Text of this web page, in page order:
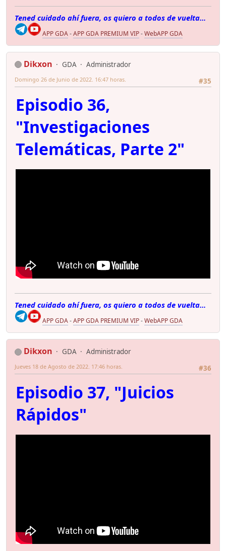
Tened cuidado ahí fuera, os quiero a todos de vuelta...
APP GDA-APP GDA PREMIUM VIP-WebAPP GDA
Dikxon GDA
Administrador
#35
Domingo 26 de Junio de 2022. 16:47 horas.
Episodio 36,
"Investigaciones
Telemáticas, Parte 2"
Tened cuidado ahí fuera, os quiero a todos de vuelta...
APP GDA-APP GDA PREMIUM VIP-WebAPP GDA
Dikxon GDA
Administrador
#36
Jueves 18 de Agosto de 2022. 17:46 horas.
Episodio 37, "Juicios
Rápidos"